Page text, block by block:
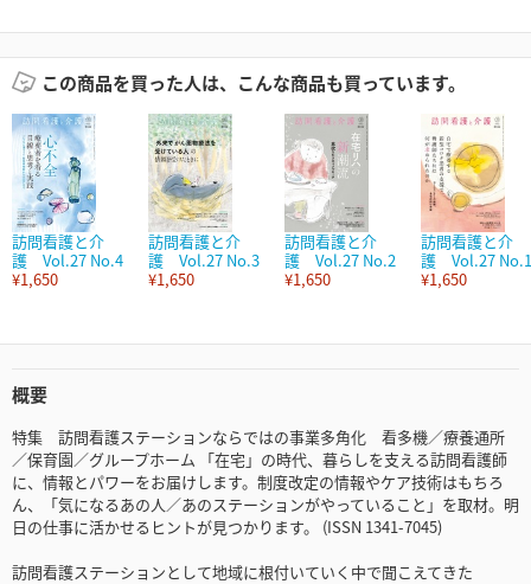
この商品を買った人は、こんな商品も買っています。
訪問看護と介
護 Vol.27 No.4
¥1,650
訪問看護と介
護 Vol.27 No.3
¥1,650
訪問看護と介
護 Vol.27 No.2
¥1,650
訪問看護と介
護 Vol.27 No.1
¥1,650
概要
特集 訪問看護ステーションならではの事業多角化 看多機／療養通所
／保育園／グループホーム 「在宅」の時代、暮らしを支える訪問看護師
に、情報とパワーをお届けします。制度改定の情報やケア技術はもちろ
ん、「気になるあの人／あのステーションがやっていること」を取材。明
日の仕事に活かせるヒントが見つかります。 (ISSN 1341-7045)
訪問看護ステーションとして地域に根付いていく中で聞こえてきた